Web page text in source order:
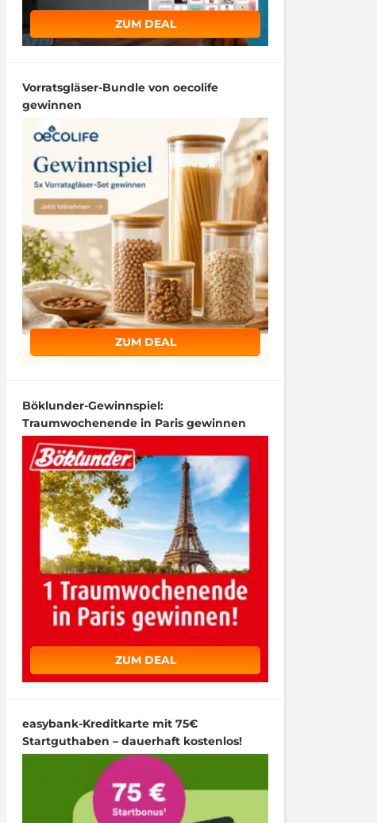
ZUM DEAL
Vorratsgläser-Bundle von oecolife
gewinnen
ZUM DEAL
Böklunder-Gewinnspiel:
Traumwochenende in Paris gewinnen
ZUM DEAL
easybank-Kreditkarte mit 75€
Startguthaben – dauerhaft kostenlos!